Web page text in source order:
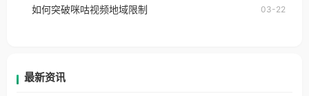
户收听网易云音乐地区版权限制」的问题，无论人在
如何突破咪咕视频地域限制 03-22
最新资讯